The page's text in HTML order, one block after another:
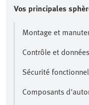
Vos principales
Montage et
Contrôle et
Sécurité
Composants